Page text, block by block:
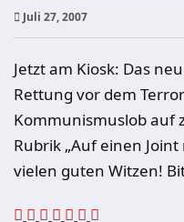
Juli 27, 2007
Jetzt am Kiosk: Das
Rettung vor dem
Kommunismuslob auf
Rubrik „Auf einen
vielen guten Witzen!